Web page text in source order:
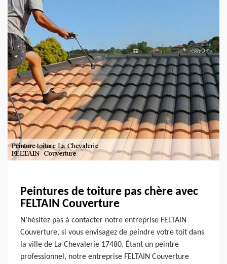
Peintures de toiture pas chère avec
FELTAIN Couverture
N’hésitez pas à contacter notre entreprise FELTAIN
Couverture, si vous envisagez de peindre votre toit dans
la ville de La Chevalerie 17480. Étant un peintre
professionnel, notre entreprise FELTAIN Couverture